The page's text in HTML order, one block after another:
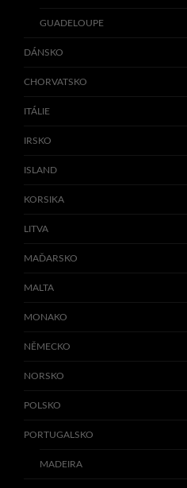
GUADELOUPE
DÁNSKO
CHORVATSKO
ITÁLIE
IRSKO
ISLAND
KORSIKA
LITVA
MAĎARSKO
MALTA
MONAKO
NĚMECKO
NORSKO
POLSKO
PORTUGALSKO
MADEIRA